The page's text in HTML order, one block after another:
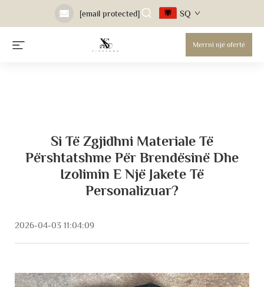
[email protected] SQ
Merrni një ofertë
Si Të Zgjidhni Materiale Të
Përshtatshme Për Brendësinë Dhe
Izolimin E Një Jakete Të
Personalizuar?
2026-04-03 11:04:09